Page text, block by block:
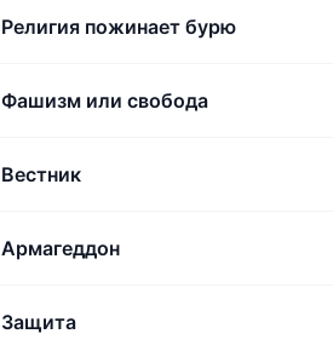
Религия пожинает бурю
Фашизм или свобода
Вестник
Армагеддон
Защита